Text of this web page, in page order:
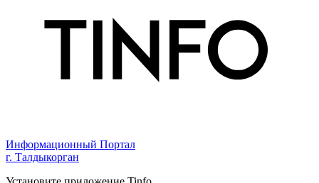
Информационный Портал
г. Талдыкорган